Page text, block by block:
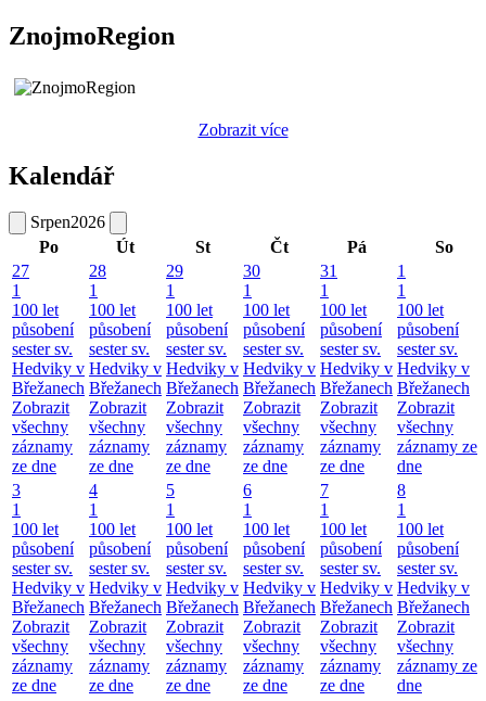
ZnojmoRegion
Zobrazit více
Kalendář
Srpen2026
Po
Út St Čt Pá
So
27
1
100 let
působení
sester sv.
Hedviky v
Břežanech
Zobrazit
všechny
záznamy
ze dne
28
1
100 let
působení
sester sv.
Hedviky v
Břežanech
Zobrazit
všechny
záznamy
ze dne
29
1
100 let
působení
sester sv.
Hedviky v
Břežanech
Zobrazit
všechny
záznamy
ze dne
30
1
100 let
působení
sester sv.
Hedviky v
Břežanech
Zobrazit
všechny
záznamy
ze dne
31
1
100 let
působení
sester sv.
Hedviky v
Břežanech
Zobrazit
všechny
záznamy
ze dne
1
1
100 let
působení
sester sv.
Hedviky v
Břežanech
Zobrazit
všechny
záznamy ze
dne
3
1
100 let
působení
sester sv.
Hedviky v
Břežanech
Zobrazit
všechny
záznamy
ze dne
4
1
100 let
působení
sester sv.
Hedviky v
Břežanech
Zobrazit
všechny
záznamy
ze dne
5
1
100 let
působení
sester sv.
Hedviky v
Břežanech
Zobrazit
všechny
záznamy
ze dne
6
1
100 let
působení
sester sv.
Hedviky v
Břežanech
Zobrazit
všechny
záznamy
ze dne
7
1
100 let
působení
sester sv.
Hedviky v
Břežanech
Zobrazit
všechny
záznamy
ze dne
8
1
100 let
působení
sester sv.
Hedviky v
Břežanech
Zobrazit
všechny
záznamy ze
dne